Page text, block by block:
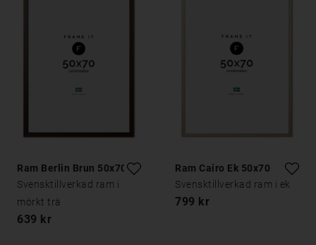
Ram Berlin Brun 50x70
Svensktillverkad ram i
mörkt trä
639 kr
Ram Cairo Ek 50x70
Svensktillverkad ram i ek
799 kr